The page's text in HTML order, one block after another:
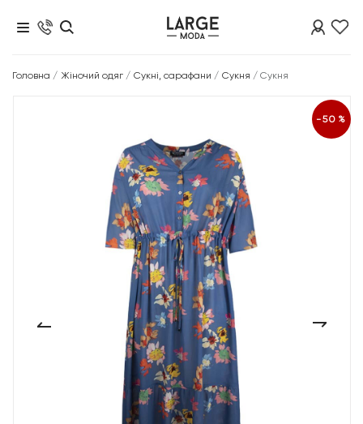
Головна / Жіночий одяг / Сукні, сарафани / Сукня /Сукня
-50%